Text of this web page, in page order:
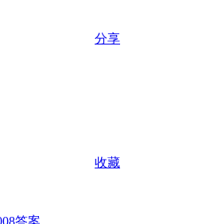
分享
收藏
答案